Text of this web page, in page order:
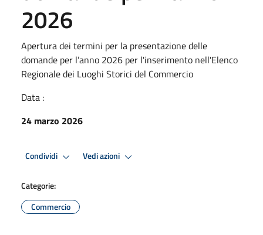
2026
Apertura dei termini per la presentazione delle
domande per l’anno 2026 per l'inserimento nell'Elenco
Regionale dei Luoghi Storici del Commercio
Data :
24 marzo 2026
Condividi Vedi azioni
Categorie:
Commercio